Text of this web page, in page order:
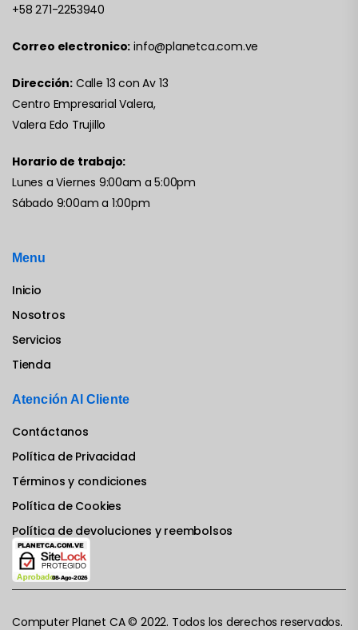
+58 271-2253940
Correo electronico: info@planetca.com.ve
Dirección: Calle 13 con Av 13
Centro Empresarial Valera,
Valera Edo Trujillo
Horario de trabajo:
Lunes a Viernes 9:00am a 5:00pm
Sábado 9:00am a 1:00pm
Menu
Inicio
Nosotros
Servicios
Tienda
Atención Al Cliente
Contáctanos
Política de Privacidad
Términos y condiciones
Política de Cookies
Política de devoluciones y reembolsos
Computer Planet CA © 2022. Todos los derechos reservados.